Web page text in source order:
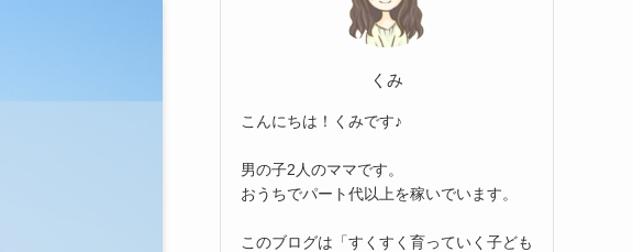
くみ
こんにちは！くみです♪
男の子2人のママです。
おうちでパート代以上を稼いでいます。
このブログは「すくすく育っていく子ども